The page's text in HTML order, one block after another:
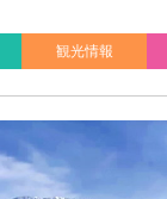
観光情報